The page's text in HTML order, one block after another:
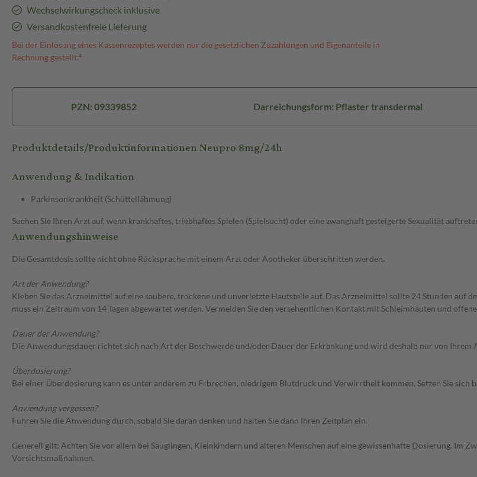
Wechselwirkungscheck inklusive
Versandkostenfreie Lieferung
Bei der Einlösung eines Kassenrezeptes werden nur die gesetzlichen Zuzahlungen und Eigenanteile in
Rechnung gestellt.⁴
PZN: 09339852 Darreichungsform: Pflaster transdermal
Produktdetails/Produktinformationen Neupro 8mg/24h
Anwendung & Indikation
Parkinsonkrankheit (Schüttellähmung)
Suchen Sie Ihren Arzt auf, wenn krankhaftes, triebhaftes Spielen (Spielsucht) oder eine zwanghaft gesteigerte Sexualität
Anwendungshinweise
Die Gesamtdosis sollte nicht ohne Rücksprache mit einem Arzt oder Apotheker überschritten werden.
Art der Anwendung?
Kleben Sie das Arzneimittel auf eine saubere, trockene und unverletzte Hautstelle auf. Das Arzneimittel sollte 24 Stunden auf
muss ein Zeitraum von 14 Tagen abgewartet werden. Vermeiden Sie den versehentlichen Kontakt mit Schleimhäuten und
Dauer der Anwendung?
Die Anwendungsdauer richtet sich nach Art der Beschwerde und/oder Dauer der Erkrankung und wird deshalb nur von Ihrem
Überdosierung?
Bei einer Überdosierung kann es unter anderem zu Erbrechen, niedrigem Blutdruck und Verwirrtheit kommen. Setzen Sie
Anwendung vergessen?
Führen Sie die Anwendung durch, sobald Sie daran denken und halten Sie dann Ihren Zeitplan ein.
Generell gilt: Achten Sie vor allem bei Säuglingen, Kleinkindern und älteren Menschen auf eine gewissenhafte Dosierung. Im
Vorsichtsmaßnahmen.